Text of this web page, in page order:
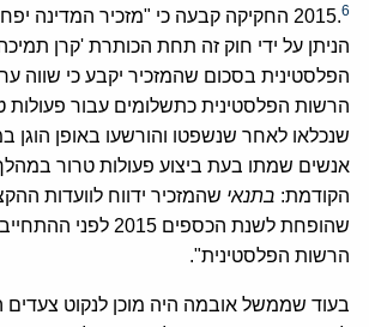
2015.6
החקיקה קבעה כי "מזכיר המדינה
הניתן על ידי חוק זה תחת הכותרת 'קרן
הפלסטינית בסכום שהמזכיר יקבע כי שווה
הרשות הפלסטינית כתשלומים עבור פעולות
שנכלאו לאחר שנשפטו והורשעו באופן הוגן
אנשים שמתו בעת ביצוע פעולות טרור
הקודמת: בתנאי שהמזכיר ידווח לוועדות
שהופחת לשנת הכספים
הרשות הפלסטינית".
בעוד שממשל אובמה היה מוכן לנקוט צעדים